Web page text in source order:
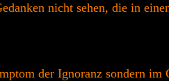
nicht sehen, die in
der Ignoranz sondern im